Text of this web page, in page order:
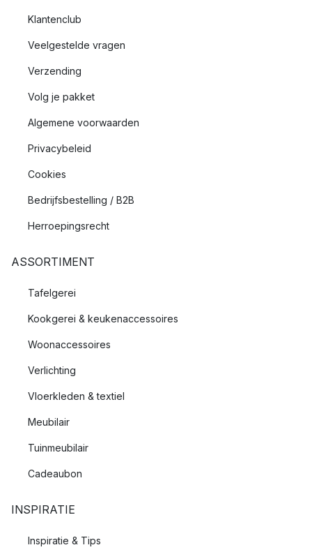
Klantenclub
Veelgestelde vragen
Verzending
Volg je pakket
Algemene voorwaarden
Privacybeleid
Cookies
Bedrijfsbestelling / B2B
Herroepingsrecht
ASSORTIMENT
Tafelgerei
Kookgerei & keukenaccessoires
Woonaccessoires
Verlichting
Vloerkleden & textiel
Meubilair
Tuinmeubilair
Cadeaubon
INSPIRATIE
Inspiratie & Tips